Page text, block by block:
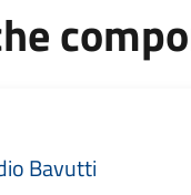
Bavutti